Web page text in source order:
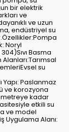
bir elektrik
ve
ve uzun
endüstriyel su
Noryl
Basma
Alanları:Tarımsal
su
Yapı: Paslanmaz
ve korozyona
metreye kadar
etkili su
ve model
Uygulama Alanı: